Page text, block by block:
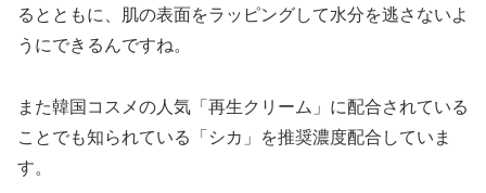
るとともに、肌の表面をラッピングして水分を逃さないよ
うにできるんですね。
また韓国コスメの人気「再生クリーム」に配合されている
ことでも知られている「シカ」を推奨濃度配合していま
す。